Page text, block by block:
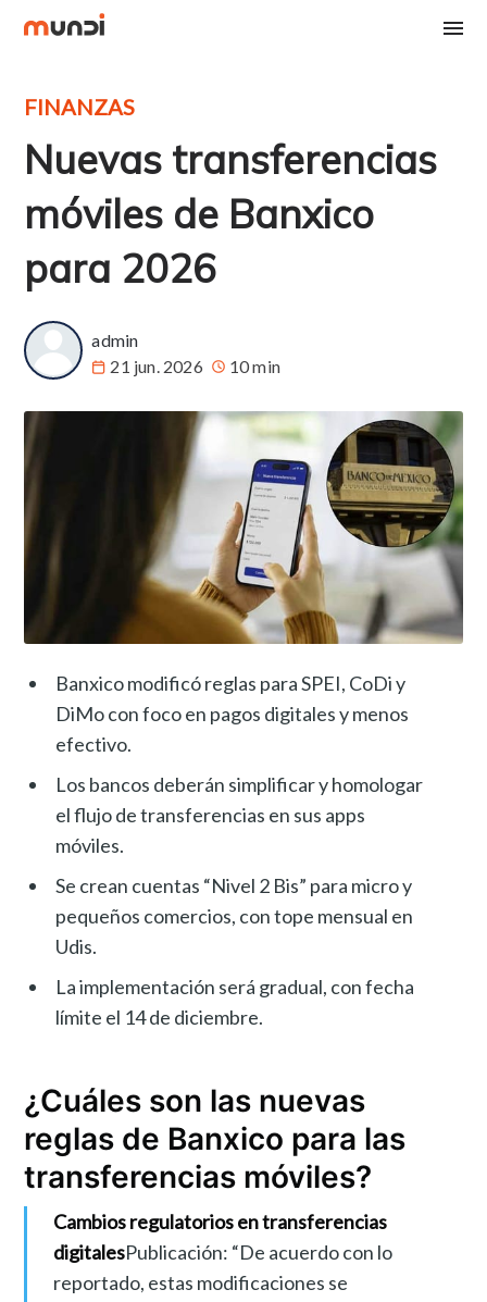
FINANZAS
Nuevas transferencias
móviles de Banxico
para 2026
admin
21 jun. 2026
10 min
Banxico modificó reglas para SPEI, CoDi y
DiMo con foco en pagos digitales y menos
efectivo.
Los bancos deberán simplificar y homologar
el flujo de transferencias en sus apps
móviles.
Se crean cuentas “Nivel 2 Bis” para micro y
pequeños comercios, con tope mensual en
Udis.
La implementación será gradual, con fecha
límite el 14 de diciembre.
¿Cuáles son las nuevas
reglas de Banxico para las
transferencias móviles?
Cambios regulatorios en transferencias
digitalesPublicación: “De acuerdo con lo
reportado, estas modificaciones se